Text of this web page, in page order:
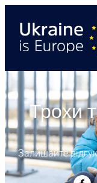
Трохи
Залишайте